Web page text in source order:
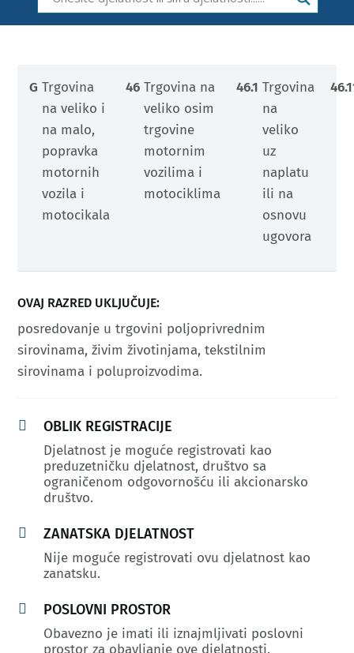
G Trgovina
na veliko i
na malo,
popravka
motornih
vozila i
motocikala
46 Trgovina na
veliko osim
trgovine
motornim
vozilima i
motociklima
46.1 Trgovina
na
veliko
uz
naplatu
ili na
osnovu
ugovora
OVAJ RAZRED UKLJUČUJE:
posredovanje u trgovini poljoprivrednim
sirovinama, živim životinjama, tekstilnim
sirovinama i poluproizvodima.
 OBLIK REGISTRACIJE
Djelatnost je moguće registrovati kao
preduzetničku djelatnost, društvo sa
ograničenom odgovornošću ili akcionarsko
društvo.
 ZANATSKA DJELATNOST
Nije moguće registrovati ovu djelatnost kao
zanatsku.
 POSLOVNI PROSTOR
Obavezno je imati ili iznajmljivati poslovni
prostor za obavljanje ove djelatnosti.